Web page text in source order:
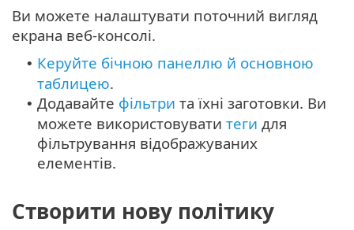
Ви можете налаштувати поточний вигляд
екрана веб-консолі.
• Керуйте бічною панеллю й основною
таблицею.
• Додавайте фільтри та їхні заготовки. Ви
можете використовувати теги для
фільтрування відображуваних
елементів.
Створити нову політику